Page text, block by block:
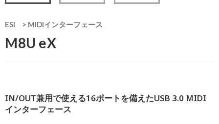
ESI > MIDIインターフェース
M8U eX
IN/OUT兼用で使える16ポートを備えたUSB 3.0 MIDI
インターフェース